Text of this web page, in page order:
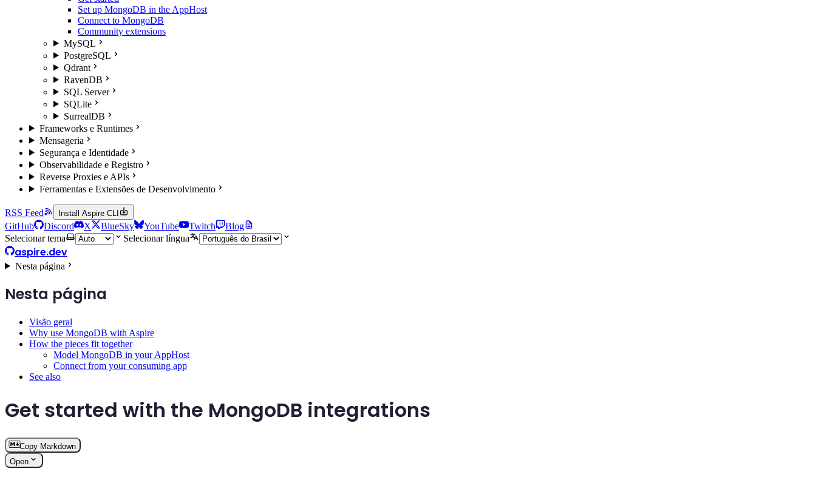
Set up MongoDB in the AppHost
Connect to MongoDB
Community extensions
MySQL
PostgreSQL
Qdrant
RavenDB
SQL Server
SQLite
SurrealDB
Frameworks e Runtimes
Mensageria
Segurança e Identidade
Observabilidade e Registro
Reverse Proxies e APIs
Ferramentas e Extensões de Desenvolvimento
RSS Feed Install Aspire CLI
GitHub Discord X BlueSky YouTube Twitch
Blog
Selecionar tema
Selecionar língua
aspire.dev
Nesta página
Nesta página
Visão geral
Why use MongoDB with Aspire
How the pieces fit together
Model MongoDB in your AppHost
Connect from your consuming app
See also
Get started with the MongoDB integrations
Copy Markdown
Open